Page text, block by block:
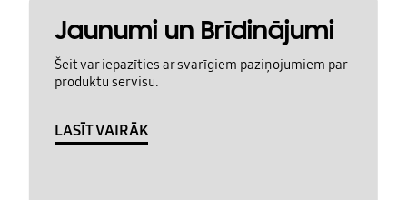
Jaunumi un Brīdinājumi
Šeit var iepazīties ar svarīgiem paziņojumiem par
produktu servisu.
LASĪT VAIRĀK